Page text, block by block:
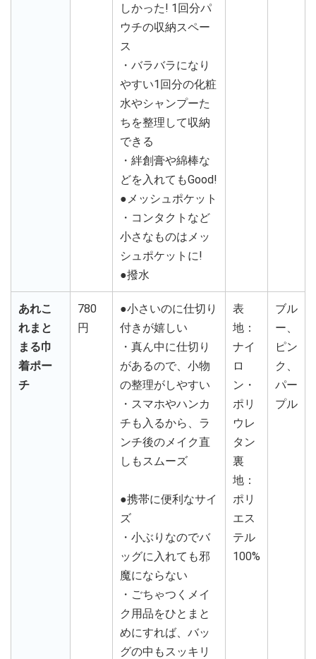
しかった! 1回分パ
ウチの収納スペー
ス
・バラバラになり
やすい1回分の化粧
水やシャンプーた
ちを整理して収納
できる
・絆創膏や綿棒な
どを入れてもGood!
●メッシュポケット
・コンタクトなど
小さなものはメッ
シュポケットに!
●撥水
あれこ
れまと
まる巾
着ポー
チ
780
円
●小さいのに仕切り
付きが嬉しい
・真ん中に仕切り
があるので、小物
の整理がしやすい
・スマホやハンカ
チも入るから、ラ
ンチ後のメイク直
しもスムーズ
●携帯に便利なサイ
ズ
・小ぶりなのでバ
ッグに入れても邪
魔にならない
・ごちゃつくメイ
ク用品をひとまと
めにすれば、バッ
グの中もスッキリ
表
地：
ナイ
ロ
ン・
ポリ
ウレ
タン
裏
地：
ポリ
エス
テル
100%
ブル
ー、
ピン
ク、
パー
プル